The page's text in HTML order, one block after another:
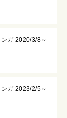
ガ 2020/3/8～
ガ 2023/2/5～